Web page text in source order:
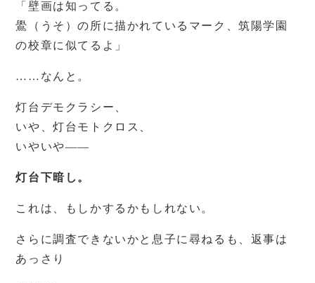
「壁画は知ってる。
鷽（うそ）の所に描かれているマーク、筑陽学園
の校章に似てるよ」
……なんと。
灯台デモクラシー、
いや、灯台モトクロス、
いやいや――
灯台下暗し。
これは、もしかするかもしれない。
さらに調査できないかと息子に尋ねるも、返事は
あっさり